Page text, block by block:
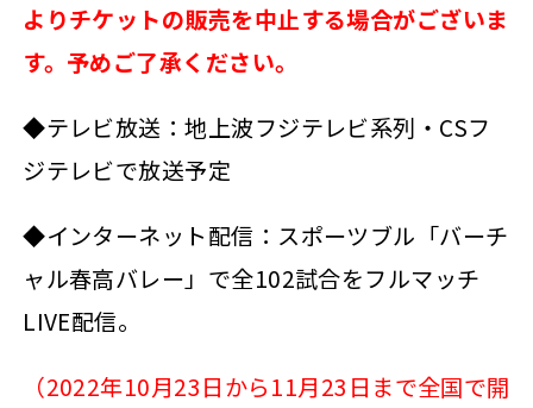
よりチケットの販売を中止する場合がございま
す。予めご了承ください。
◆テレビ放送：地上波フジテレビ系列・CSフ
ジテレビで放送予定
◆インターネット配信：スポーツブル「バーチ
ャル春高バレー」で全102試合をフルマッチ
LIVE配信。
（2022年10月23日から11月23日まで全国で開